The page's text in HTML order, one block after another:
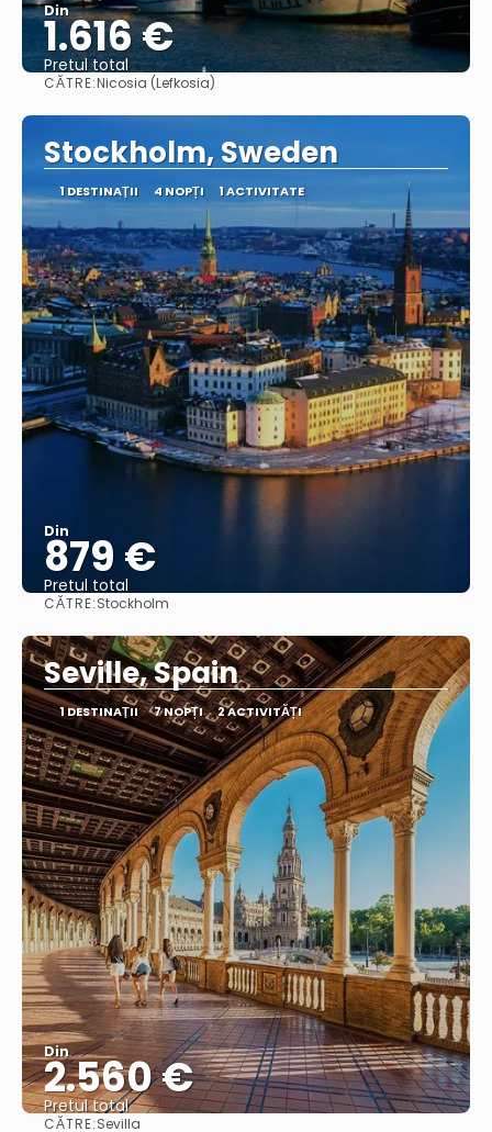
Din
1.616 €
Pretul total
CĂTRE:Nicosia (Lefkosia)
Stockholm, Sweden
1 DESTINAŢII 4 NOPȚI 1 ACTIVITATE
Din
879 €
Pretul total
CĂTRE:Stockholm
Seville, Spain
1 DESTINAŢII 7 NOPȚI 2 ACTIVITĂȚI
Din
2.560 €
Pretul total
CĂTRE:Sevilla